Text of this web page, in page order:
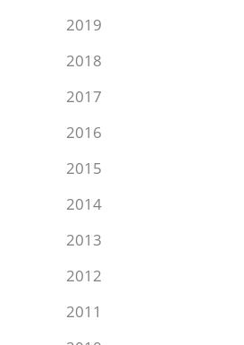
2019
2018
2017
2016
2015
2014
2013
2012
2011